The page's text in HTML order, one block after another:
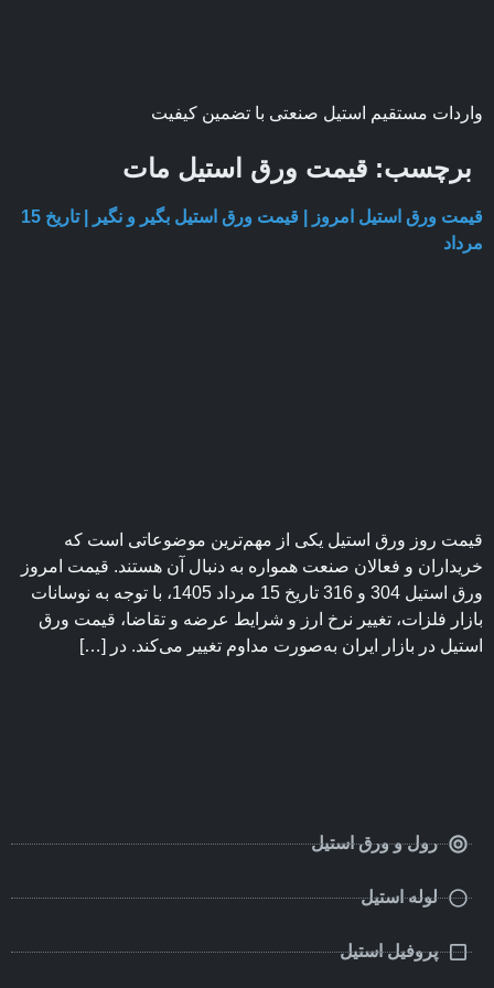
واردات مستقیم استیل صنعتی با تضمین کیفیت
برچسب: قیمت ورق استیل مات
قیمت ورق استیل امروز | قیمت ورق استیل بگیر و نگیر | تاریخ 15
مرداد
قیمت روز ورق استیل یکی از مهم‌ترین موضوعاتی است که
خریداران و فعالان صنعت همواره به دنبال آن هستند. قیمت امروز
ورق استیل 304 و 316 تاریخ 15 مرداد 1405، با توجه به نوسانات
بازار فلزات، تغییر نرخ ارز و شرایط عرضه و تقاضا، قیمت ورق
استیل در بازار ایران به‌صورت مداوم تغییر می‌کند. در […]
رول و ورق استیل
لوله استیل
پروفیل استیل